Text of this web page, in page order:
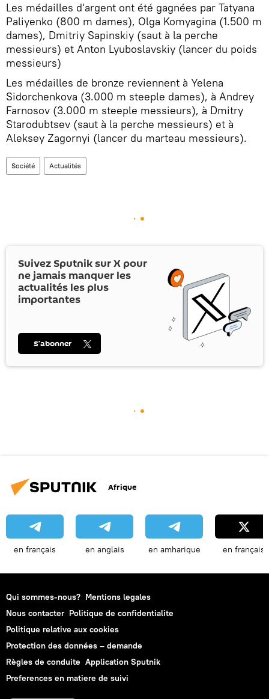
Les médailles d'argent ont été gagnées par Tatyana
Paliyenko (800 m dames), Olga Komyagina (1.500 m
dames), Dmitriy Sapinskiy (saut à la perche
messieurs) et Anton Lyuboslavskiy (lancer du poids
messieurs)
Les médailles de bronze reviennent à Yelena
Sidorchenkova (3.000 m steeple dames), à Andrey
Farnosov (3.000 m steeple messieurs), à Dmitry
Starodubtsev (saut à la perche messieurs) et à
Aleksey Zagornyi (lancer du marteau messieurs).
Société Actualités
Suivez Sputnik surX pour
ne jamais manquer les
actualités les plus
importantes
S’abonner
Afrique
en français en anglais en amharique en français
Qui sommes-nous? Mentions legales
Nous contacter Politique de confidentialite
Politique relative aux cookies
Protection des données – demande
Règles de conduite Application Sputnik
Preferences en matiere de suivi